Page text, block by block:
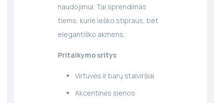
naudojimui. Tai sprendimas
tiems, kurie ieško stipraus, bet
elegantiško akmens.
Pritaikymo sritys
Virtuvės ir barų stalviršiai
Akcentinės sienos